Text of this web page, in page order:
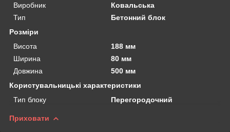
Виробник
Ковальська
Тип
Бетонний блок
Розміри
Висота
188 мм
Ширина
80 мм
Довжина
500 мм
Користувальницькі характеристики
Тип блоку
Перегородочний
Приховати